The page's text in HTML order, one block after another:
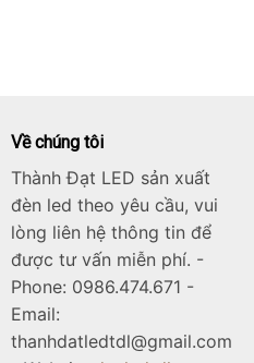
Về chúng tôi
Thành Đạt LED sản xuất
đèn led theo yêu cầu, vui
lòng liên hệ thông tin để
được tư vấn miễn phí. -
Phone: 0986.474.671 -
Email:
thanhdatledtdl@gmail.com